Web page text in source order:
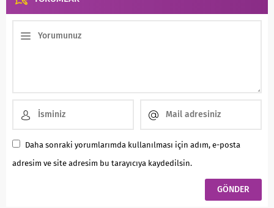
Daha sonraki yorumlarımda kullanılması için adım, e-posta
adresim ve site adresim bu tarayıcıya kaydedilsin.